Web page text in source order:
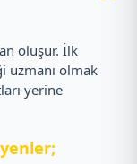
oluşur. İlk
uzmanı olmak
yerine